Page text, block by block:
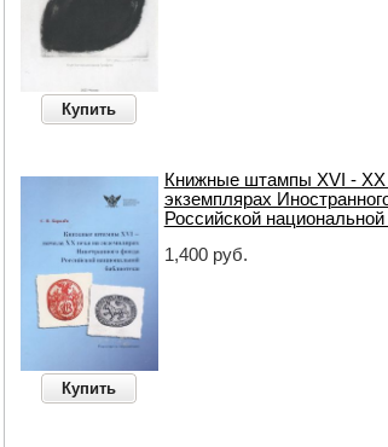
Купить
Купить
Книжные штампы XVI - XX
экземплярах
Российской
1,400 руб.